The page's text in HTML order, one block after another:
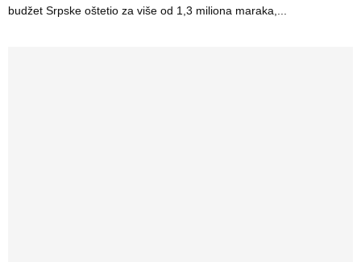
budžet Srpske oštetio za više od 1,3 miliona maraka,...